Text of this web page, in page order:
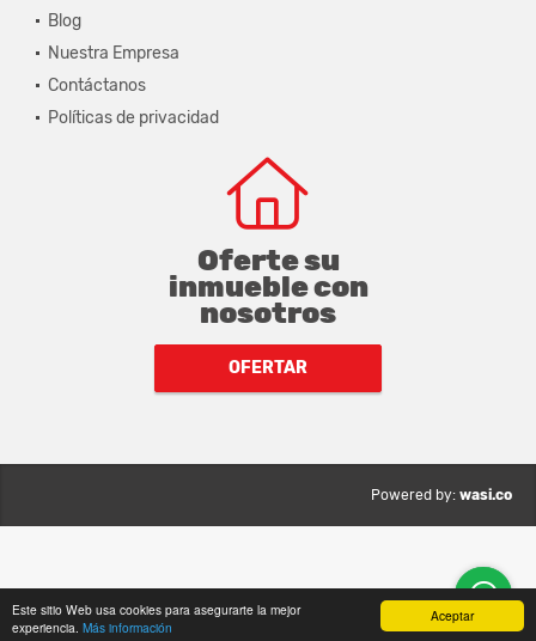
Aceptar
Este sitio Web usa cookies para asegurarte la mejor
experiencia. Más información
Blog
Nuestra Empresa
Contáctanos
Políticas de privacidad
Oferte su
inmueble con
nosotros
OFERTAR
Powered by: wasi.co